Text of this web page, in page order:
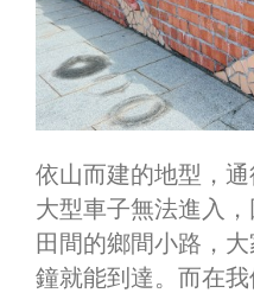
依山而建的地型，通
大型車子無法進入
田間的鄉間小路，
鐘就能到達。而在